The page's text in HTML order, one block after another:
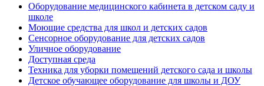
Оборудование медицинского кабинета в детском саду и
школе
Моющие средства для школ и детских садов
Сенсорное оборудование для детских садов
Уличное оборудование
Доступная среда
Техника для уборки помещений детского сада и школы
Детское обучающее оборудование для школы и ДОУ